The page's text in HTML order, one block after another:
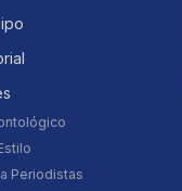
Periodistas